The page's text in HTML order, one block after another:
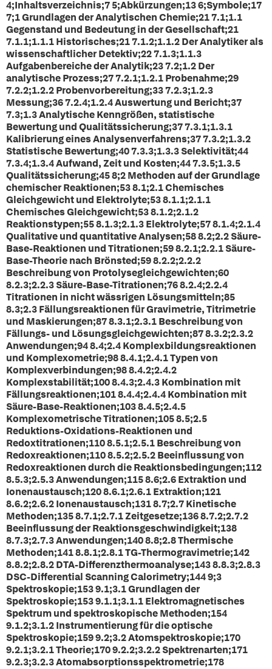
4;Inhaltsverzeichnis;7 5;Abkürzungen;13 6;Symbole;17
7;1 Grundlagen der Analytischen Chemie;21 7.1;1.1
Gegenstand und Bedeutung in der Gesellschaft;21
7.1.1;1.1.1 Historisches;21 7.1.2;1.1.2 Der Analytiker als
wissenschaftlicher Detektiv;22 7.1.3;1.1.3
Aufgabenbereiche der Analytik;23 7.2;1.2 Der
analytische Prozess;27 7.2.1;1.2.1 Probenahme;29
7.2.2;1.2.2 Probenvorbereitung;33 7.2.3;1.2.3
Messung;36 7.2.4;1.2.4 Auswertung und Bericht;37
7.3;1.3 Analytische Kenngrößen, statistische
Bewertung und Qualitätssicherung;37 7.3.1;1.3.1
Kalibrierung eines Analysenverfahrens;37 7.3.2;1.3.2
Statistische Bewertung;40 7.3.3;1.3.3 Selektivität;44
7.3.4;1.3.4 Aufwand, Zeit und Kosten;44 7.3.5;1.3.5
Qualitätssicherung;45 8;2 Methoden auf der Grundlage
chemischer Reaktionen;53 8.1;2.1 Chemisches
Gleichgewicht und Elektrolyte;53 8.1.1;2.1.1
Chemisches Gleichgewicht;53 8.1.2;2.1.2
Reaktionstypen;55 8.1.3;2.1.3 Elektrolyte;57 8.1.4;2.1.4
Qualitative und quantitative Analysen;58 8.2;2.2 Säure-
Base-Reaktionen und Titrationen;59 8.2.1;2.2.1 Säure-
Base-Theorie nach Brönsted;59 8.2.2;2.2.2
Beschreibung von Protolysegleichgewichten;60
8.2.3;2.2.3 Säure-Base-Titrationen;76 8.2.4;2.2.4
Titrationen in nicht wässrigen Lösungsmitteln;85
8.3;2.3 Fällungsreaktionen für Gravimetrie, Titrimetrie
und Maskierungen;87 8.3.1;2.3.1 Beschreibung von
Fällungs- und Lösungsgleichgewichten;87 8.3.2;2.3.2
Anwendungen;94 8.4;2.4 Komplexbildungsreaktionen
und Komplexometrie;98 8.4.1;2.4.1 Typen von
Komplexverbindungen;98 8.4.2;2.4.2
Komplexstabilität;100 8.4.3;2.4.3 Kombination mit
Fällungsreaktionen;101 8.4.4;2.4.4 Kombination mit
Säure-Base-Reaktionen;103 8.4.5;2.4.5
Komplexometrische Titrationen;105 8.5;2.5
Reduktions-Oxidations-Reaktionen und
Redoxtitrationen;110 8.5.1;2.5.1 Beschreibung von
Redoxreaktionen;110 8.5.2;2.5.2 Beeinflussung von
Redoxreaktionen durch die Reaktionsbedingungen;112
8.5.3;2.5.3 Anwendungen;115 8.6;2.6 Extraktion und
Ionenaustausch;120 8.6.1;2.6.1 Extraktion;121
8.6.2;2.6.2 Ionenaustausch;131 8.7;2.7 Kinetische
Methoden;135 8.7.1;2.7.1 Zeitgesetze;136 8.7.2;2.7.2
Beeinflussung der Reaktionsgeschwindigkeit;138
8.7.3;2.7.3 Anwendungen;140 8.8;2.8 Thermische
Methoden;141 8.8.1;2.8.1 TG-Thermogravimetrie;142
8.8.2;2.8.2 DTA-Differenzthermoanalyse;143 8.8.3;2.8.3
DSC-Differential Scanning Calorimetry;144 9;3
Spektroskopie;153 9.1;3.1 Grundlagen der
Spektroskopie;153 9.1.1;3.1.1 Elektromagnetisches
Spektrum und spektroskopische Methoden;154
9.1.2;3.1.2 Instrumentierung für die optische
Spektroskopie;159 9.2;3.2 Atomspektroskopie;170
9.2.1;3.2.1 Theorie;170 9.2.2;3.2.2 Spektrenarten;171
9.2.3;3.2.3 Atomabsorptionsspektrometrie;178